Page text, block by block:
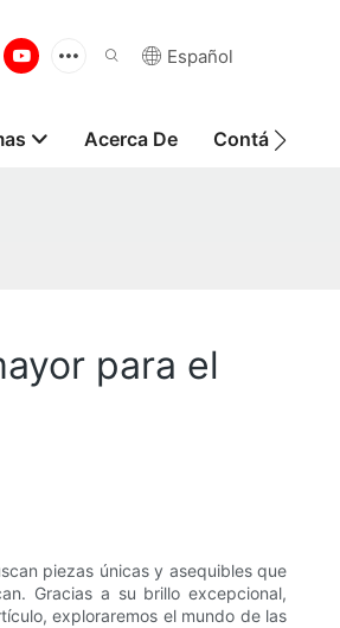
Español
Acerca De Contáctanos
para el
piezas únicas y asequibles que
Gracias a su brillo excepcional,
exploraremos el mundo de las